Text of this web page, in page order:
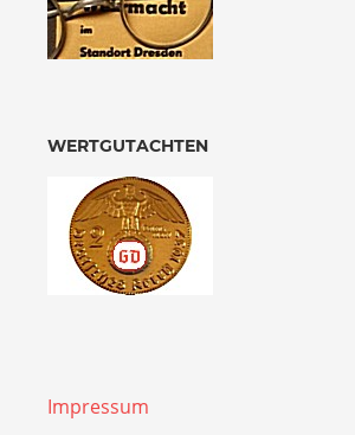
WERTGUTACHTEN
Impressum